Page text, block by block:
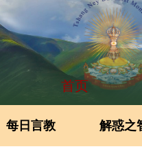
首页
每日言教 解惑之